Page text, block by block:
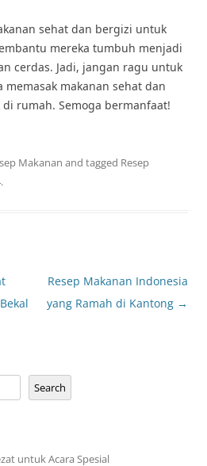
sehat dan bergizi untuk
mereka tumbuh menjadi
cerdas. Jadi, jangan ragu untuk
memasak makanan sehat dan
rumah. Semoga bermanfaat!
Makanan and tagged Resep
.
Resep Makanan Indonesia
yang Ramah di Kantong →
Search
untuk Acara Spesial